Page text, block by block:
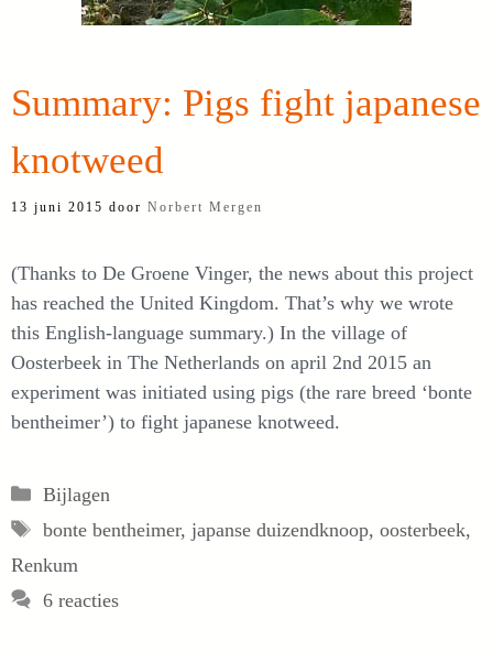
Summary: Pigs fight japanese
knotweed
13 juni 2015 door Norbert Mergen
(Thanks to De Groene Vinger, the news about this project
has reached the United Kingdom. That’s why we wrote
this English-language summary.) In the village of
Oosterbeek in The Netherlands on april 2nd 2015 an
experiment was initiated using pigs (the rare breed ‘bonte
bentheimer’) to fight japanese knotweed.
Categorieën
Bijlagen
Tags
bonte bentheimer, japanse duizendknoop, oosterbeek,
Renkum
6 reacties